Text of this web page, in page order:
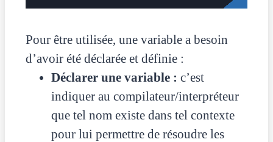
Pour être utilisée, une variable a besoin
d’avoir été déclarée et définie :
Déclarer une variable : c’est
indiquer au compilateur/interpréteur
que tel nom existe dans tel contexte
pour lui permettre de résoudre les